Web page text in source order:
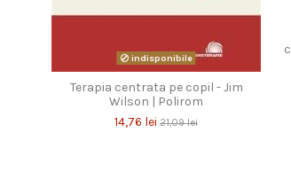
indisponibile
Terapia centrata pe copil - Jim
Wilson | Polirom
14,76 lei 21,09 lei